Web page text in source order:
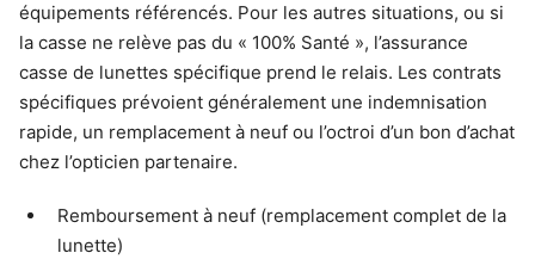
équipements référencés. Pour les autres situations, ou si
la casse ne relève pas du « 100% Santé », l’assurance
casse de lunettes spécifique prend le relais. Les contrats
spécifiques prévoient généralement une indemnisation
rapide, un remplacement à neuf ou l’octroi d’un bon d’achat
chez l’opticien partenaire.
Remboursement à neuf (remplacement complet de la
lunette)